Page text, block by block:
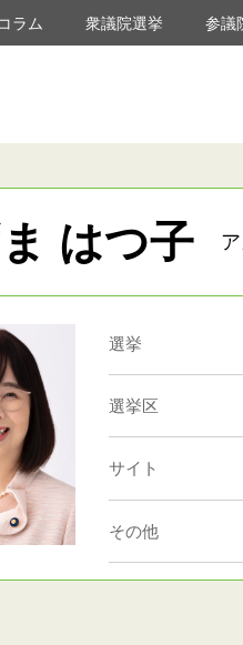
コラム 衆議院選挙 参議
はつ子
選挙
選挙区
サイト
その他